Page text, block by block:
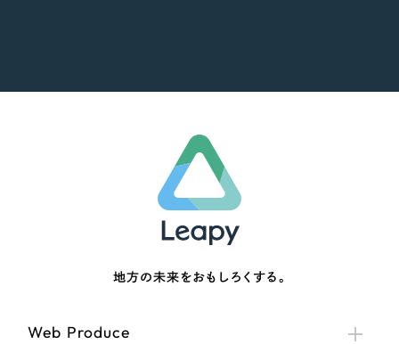
地方の未来をおもしろくする。
Web Produce